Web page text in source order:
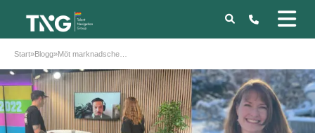
Start»Blogg»